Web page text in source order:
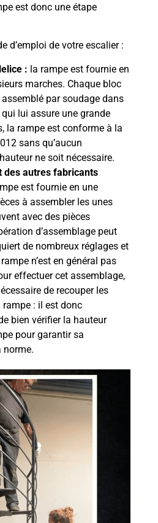
est donc une étape
d’emploi de votre escalier :
: la rampe est fournie en
marches. Chaque bloc
par soudage dans
lui assure une grande
la rampe est conforme à la
sans qu’aucun
ne soit nécessaire.
des autres fabricants
est fournie en une
à assembler les unes
avec des pièces
d’assemblage peut
de nombreux réglages et
n’est en général pas
effectuer cet assemblage,
de recouper les
: il est donc
bien vérifier la hauteur
pour garantir sa
norme.